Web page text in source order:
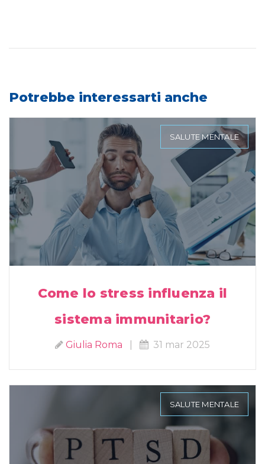
Potrebbe interessarti anche
SALUTE MENTALE
Come lo stress influenza il
sistema immunitario?
Giulia Roma 31 mar 2025
SALUTE MENTALE